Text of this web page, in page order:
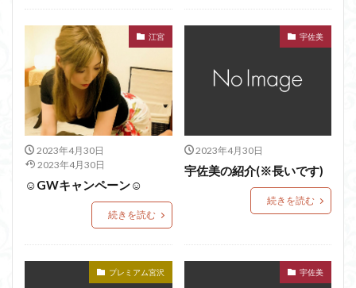
江宮
2023年4月30日
2023年4月30日
☺️GWキャンペーン☺️
続きを読む
宇佐美
2023年4月30日
宇佐美の紹介(※長いです)
続きを読む
プレミアム宮沢 宇佐美